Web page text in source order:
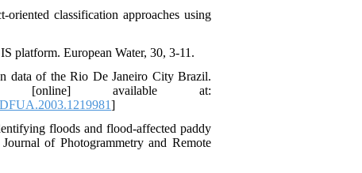
classification approaches using
platform. European Water, 30, 3-11.‌
data of the Rio De Janeiro City Brazil.
[online] available at:
]
floods and flood-affected paddy
of Photogrammetry and Remote